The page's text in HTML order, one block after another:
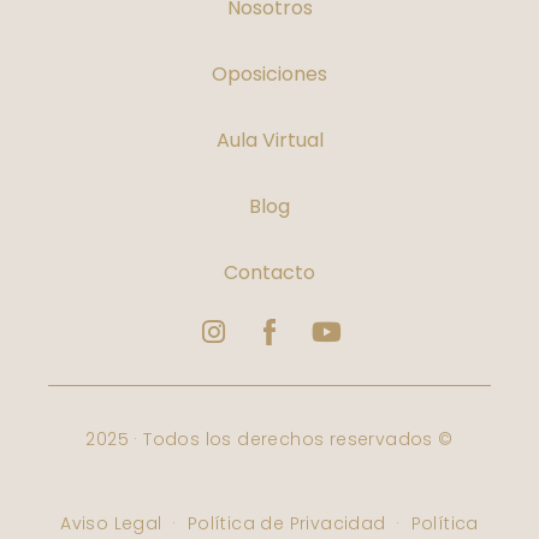
Nosotros
Oposiciones
Aula Virtual
Blog
Contacto
Instagram
Logo
Facebook
Youtube
2025 · Todos los derechos reservados ©
Aviso Legal · Política de Privacidad · Política